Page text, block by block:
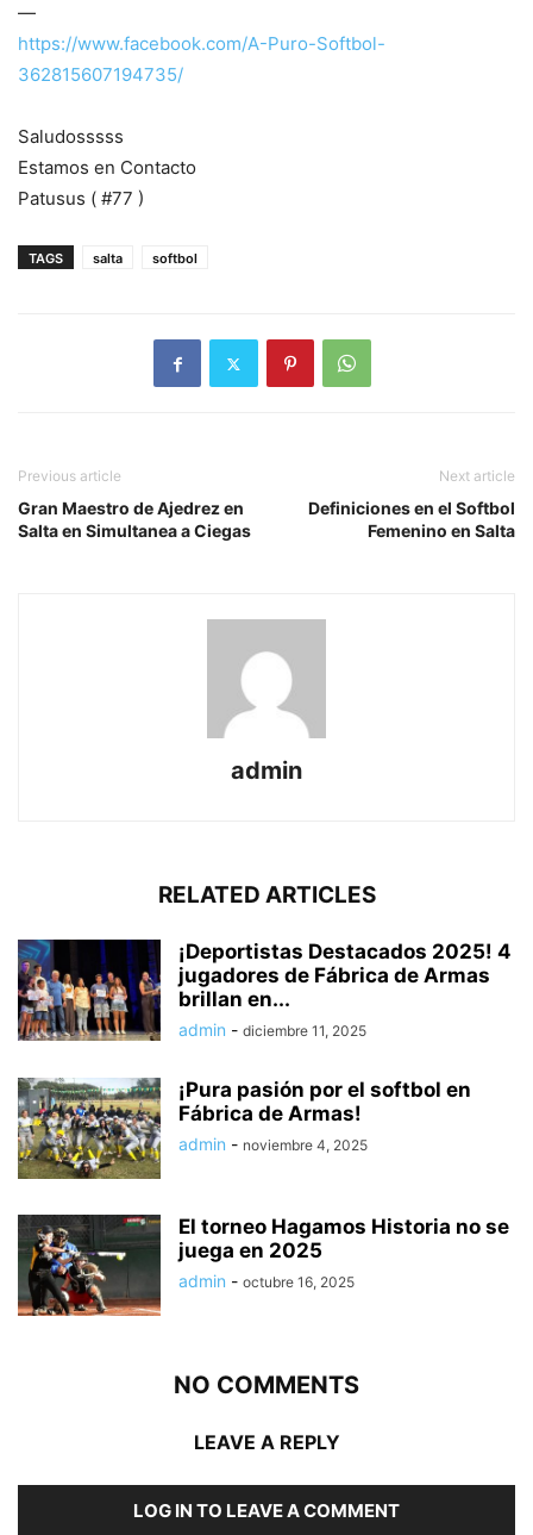
—
https://www.facebook.com/A-Puro-Softbol-
362815607194735/
Saludosssss
Estamos en Contacto
Patusus ( #77 )
TAGS salta softbol
Previous article
Gran Maestro de Ajedrez en
Salta en Simultanea a Ciegas
Next article
Definiciones en el Softbol
Femenino en Salta
admin
RELATED ARTICLES
¡Deportistas Destacados 2025! 4
jugadores de Fábrica de Armas
brillan en...
admin - diciembre 11, 2025
¡Pura pasión por el softbol en
Fábrica de Armas!
admin - noviembre 4, 2025
El torneo Hagamos Historia no se
juega en 2025
admin - octubre 16, 2025
NO COMMENTS
LEAVE A REPLY
LOG IN TO LEAVE A COMMENT